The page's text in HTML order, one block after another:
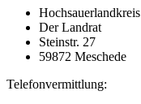
Hochsauerlandkreis
Der Landrat
Steinstr. 27
59872 Meschede
Telefonvermittlung: